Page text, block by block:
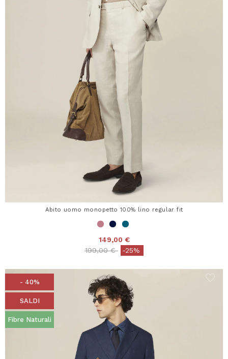
Abito uomo monopetto 100% lino regular fit
149,00 €
Price reduced from
199,00 €to-25%
- 40%
SALDI
Fibre Naturali